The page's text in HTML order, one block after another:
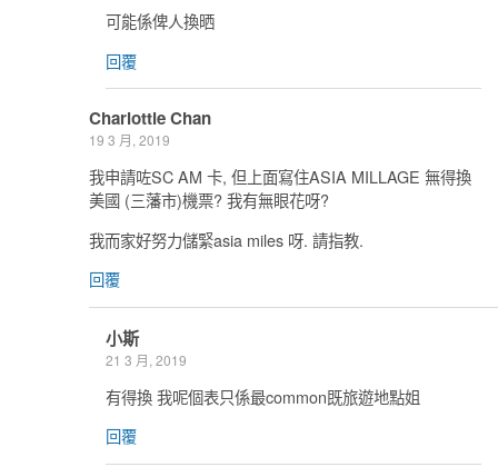
可能係俾人換晒
回覆
Charlottle Chan
19 3 月, 2019
我申請咗SC AM 卡, 但上面寫住ASIA MILLAGE 無得換
美國 (三藩市)機票? 我有無眼花呀?
我而家好努力儲緊asia miles 呀. 請指教.
回覆
小斯
21 3 月, 2019
有得換 我呢個表只係最common既旅遊地點姐
回覆